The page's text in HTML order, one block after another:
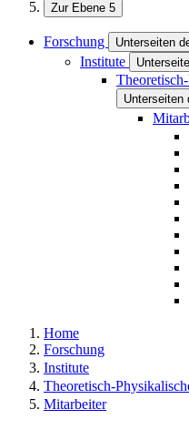
Zur Ebene 5
Forschung Unterseiten
Institute
Unterseiten
Home
Forschung
Institute
Theoretisch-
Mitarbeiter